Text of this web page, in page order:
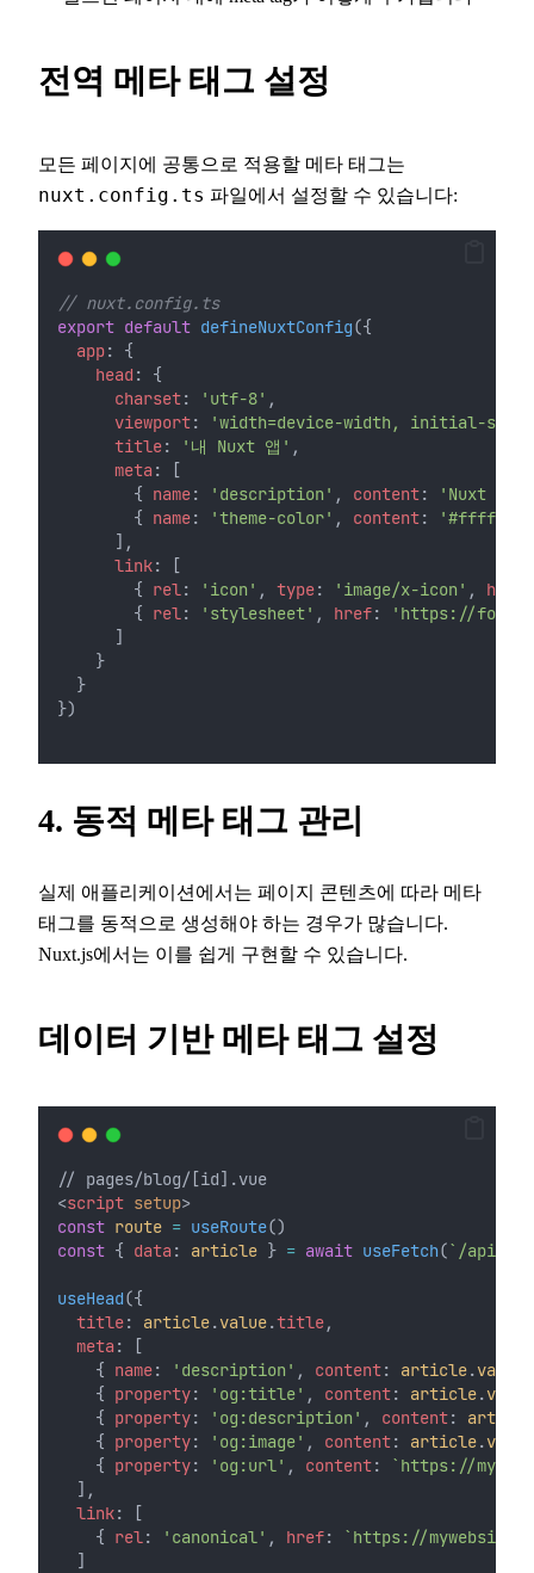
전역 메타 태그 설정
모든 페이지에 공통으로 적용할 메타 태그는
nuxt.config.ts 파일에서 설정할 수 있습니다:
// nuxt.config.ts
export default defineNuxtConfig({
app: {
head : {
charset: 'utf-8' ,
viewport:
'width=device-width, initial-
title: '내 Nuxt 앱' ,
meta: [
        {
name: 'description' , content:
'Nuxt 3로
        {
name: 'theme-color' , content: '#ffffff'
      ],
link: [
        {
rel: 'icon' , type: 'image/x-icon' , href
        {
rel: 'stylesheet' , href:
'https://
      ]
    }
  }
})
4. 동적 메타 태그 관리
실제 애플리케이션에서는 페이지 콘텐츠에 따라 메타
태그를 동적으로 생성해야 하는 경우가 많습니다.
Nuxt.js에서는 이를 쉽게 구현할 수 있습니다.
데이터 기반 메타 태그 설정
// pages/blog/[id].vue
<script setup>
const route = useRoute()
const { data: article } = await useFetch(`/api/
useHead({
title: article.value.title,
meta: [
    {
name: 'description' , content: article.value
    {
property: 'og:title' , content: article.value
    {
property: 'og:description' , content: article
    {
property: 'og:image' , content: article.value
    {
property: 'og:url' , content:
`https://
  ],
link: [
    {
rel: 'canonical' , href:
`https://